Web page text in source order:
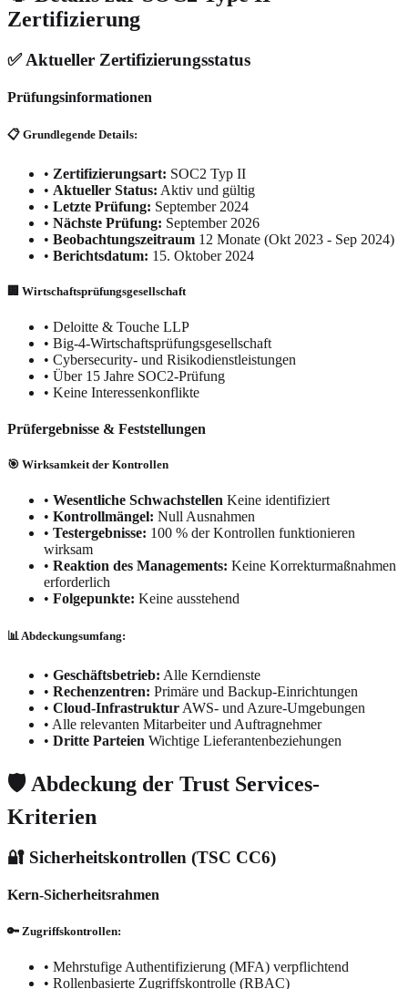
Zertifizierung
✅ Aktueller Zertifizierungsstatus
Prüfungsinformationen
📋 Grundlegende Details:
• Zertifizierungsart: SOC2 Typ II
• Aktueller Status: Aktiv und gültig
• Letzte Prüfung: September 2024
• Nächste Prüfung: September 2026
• Beobachtungszeitraum 12 Monate (Okt 2023 - Sep 2024)
• Berichtsdatum: 15. Oktober 2024
🏢 Wirtschaftsprüfungsgesellschaft
• Deloitte & Touche LLP
• Big-4-Wirtschaftsprüfungsgesellschaft
• Cybersecurity- und Risikodienstleistungen
• Über 15 Jahre SOC2-Prüfung
• Keine Interessenkonflikte
Prüfergebnisse & Feststellungen
🎯 Wirksamkeit der Kontrollen
• Wesentliche Schwachstellen Keine identifiziert
• Kontrollmängel: Null Ausnahmen
• Testergebnisse: 100 % der Kontrollen funktionieren
wirksam
• Reaktion des Managements: Keine Korrekturmaßnahmen
erforderlich
• Folgepunkte: Keine ausstehend
📊 Abdeckungsumfang:
• Geschäftsbetrieb: Alle Kerndienste
• Rechenzentren: Primäre und Backup-Einrichtungen
• Cloud-InfrastrukturAWS- und Azure-Umgebungen
• Alle relevanten Mitarbeiter und Auftragnehmer
• Dritte Parteien Wichtige Lieferantenbeziehungen
🛡️ Abdeckung der Trust Services-
Kriterien
🔐 Sicherheitskontrollen (TSC CC6)
Kern-Sicherheitsrahmen
🔑 Zugriffskontrollen:
• Mehrstufige Authentifizierung (MFA) verpflichtend
• Rollenbasierte Zugriffskontrolle (RBAC)